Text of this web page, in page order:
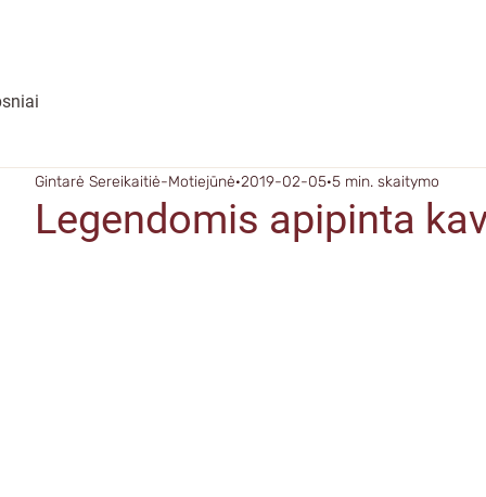
Legendomis apipinta
Gintarė Sereikaitiė-Motiejūnė 2019-02-05 5 min. skaitymo